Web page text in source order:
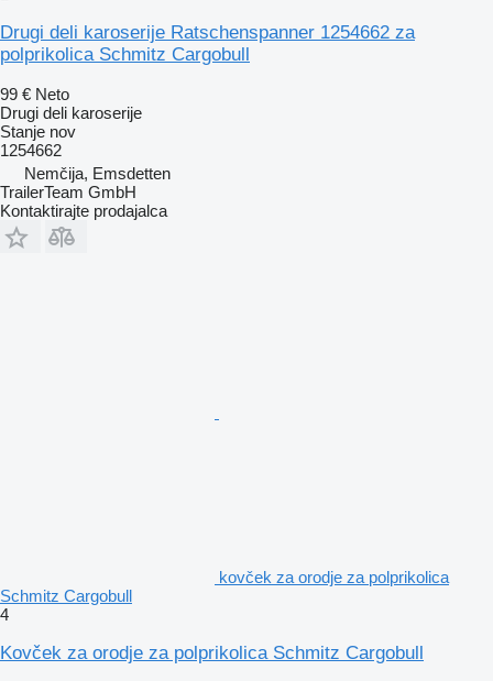
Drugi deli karoserije Ratschenspanner 1254662 za
polprikolica Schmitz Cargobull
99 € Neto
Drugi deli karoserije
Stanje nov
1254662
Nemčija, Emsdetten
TrailerTeam GmbH
Kontaktirajte prodajalca
kovček za orodje za polprikolica
Schmitz Cargobull
4
Kovček za orodje za polprikolica Schmitz Cargobull